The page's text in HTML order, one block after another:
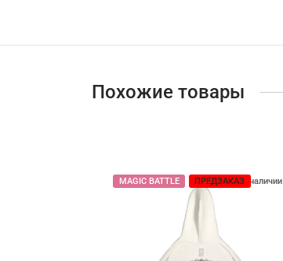
Похожие товары
Нет в наличии
MAGIC BATTLE ПРЕДЗАКАЗ